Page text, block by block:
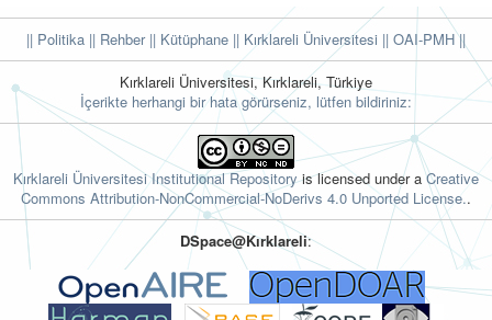
|| Politika || Rehber|| Kütüphane || Kırklareli Üniversitesi || OAI-PMH ||
Kırklareli Üniversitesi, Kırklareli, Türkiye
İçerikte herhangi bir hata görürseniz, lütfen bildiriniz:
Kırklareli Üniversitesi Institutional Repositoryis licensed under aCreative
Commons Attribution-NonCommercial-NoDerivs 4.0 Unported License..
DSpace@Kırklareli: